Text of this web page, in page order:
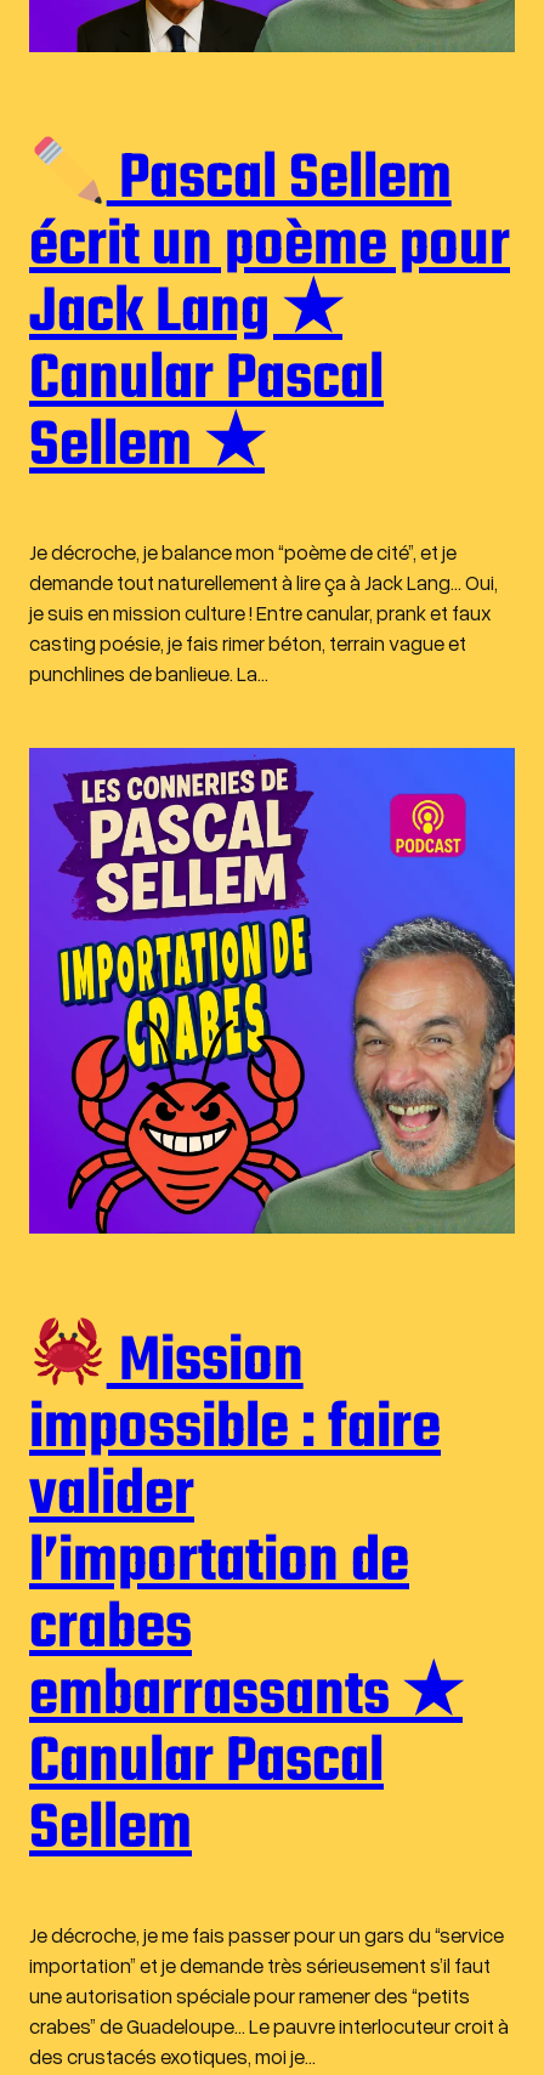
Pascal Sellem
écrit un poème pour
Jack Lang ★
Canular Pascal
Sellem ★
Je décroche, je balance mon “poème de cité”, et je
demande tout naturellement à lire ça à Jack Lang… Oui,
je suis en mission culture ! Entre canular, prank et faux
casting poésie, je fais rimer béton, terrain vague et
punchlines de banlieue. La…
Mission
impossible : faire
valider
l’importation de
crabes
embarrassants ★
Canular Pascal
Sellem
Je décroche, je me fais passer pour un gars du “service
importation” et je demande très sérieusement s’il faut
une autorisation spéciale pour ramener des “petits
crabes” de Guadeloupe… Le pauvre interlocuteur croit à
des crustacés exotiques, moi je…